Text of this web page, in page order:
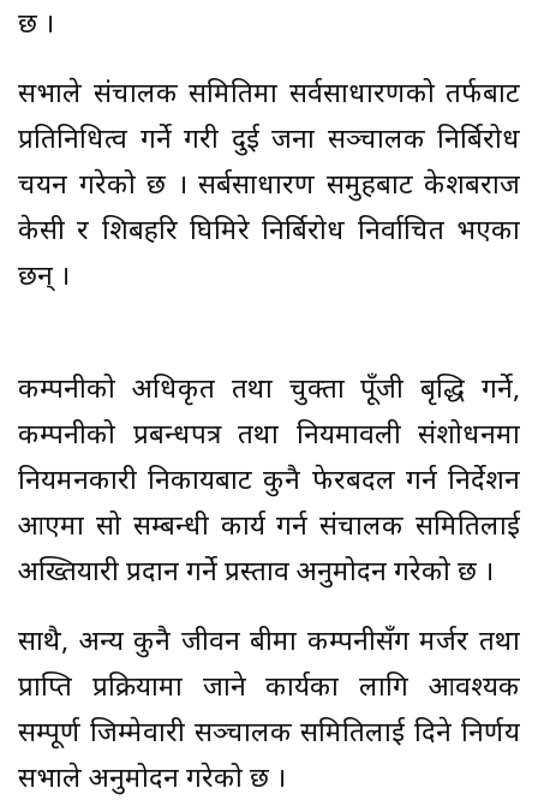
छ ।
सभाले संचालक समितिमा सर्वसाधारणको तर्फबाट
प्रतिनिधित्व गर्ने गरी दुई जना सञ्चालक निर्बिरोध
चयन गरेको छ । सर्बसाधारण समुहबाट केशबराज
केसी र शिबहरि घिमिरे निर्बिरोध निर्वाचित भएका
छन् ।
कम्पनीको अधिकृत तथा चुक्ता पूँजी बृद्धि गर्ने,
कम्पनीको प्रबन्धपत्र तथा नियमावली संशोधनमा
नियमनकारी निकायबाट कुनै फेरबदल गर्न निर्देशन
आएमा सो सम्बन्धी कार्य गर्न संचालक समितिलाई
अख्तियारी प्रदान गर्ने प्रस्ताव अनुमोदन गरेको छ ।
साथै, अन्य कुनै जीवन बीमा कम्पनीसँग मर्जर तथा
प्राप्ति प्रक्रियामा जाने कार्यका लागि आवश्यक
सम्पूर्ण जिम्मेवारी सञ्चालक समितिलाई दिने निर्णय
सभाले अनुमोदन गरेको छ ।